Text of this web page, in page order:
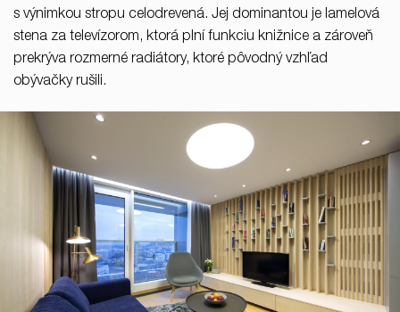
s výnimkou stropu celodrevená. Jej dominantou je lamelová
stena za televízorom, ktorá plní funkciu knižnice a zároveň
prekrýva rozmerné radiátory, ktoré pôvodný vzhľad
obývačky rušili.